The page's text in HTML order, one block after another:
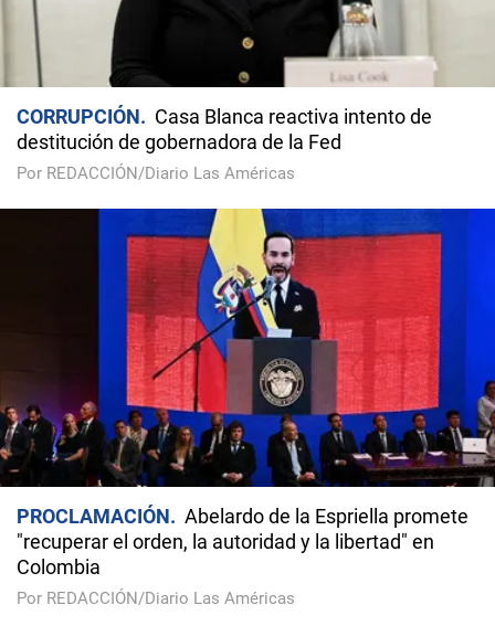
CORRUPCIÓN
Casa Blanca reactiva intento de
destitución de gobernadora de la Fed
Por REDACCIÓN/Diario Las Américas
PROCLAMACIÓN
Abelardo de la Espriella promete
"recuperar el orden, la autoridad y la libertad" en
Colombia
Por REDACCIÓN/Diario Las Américas